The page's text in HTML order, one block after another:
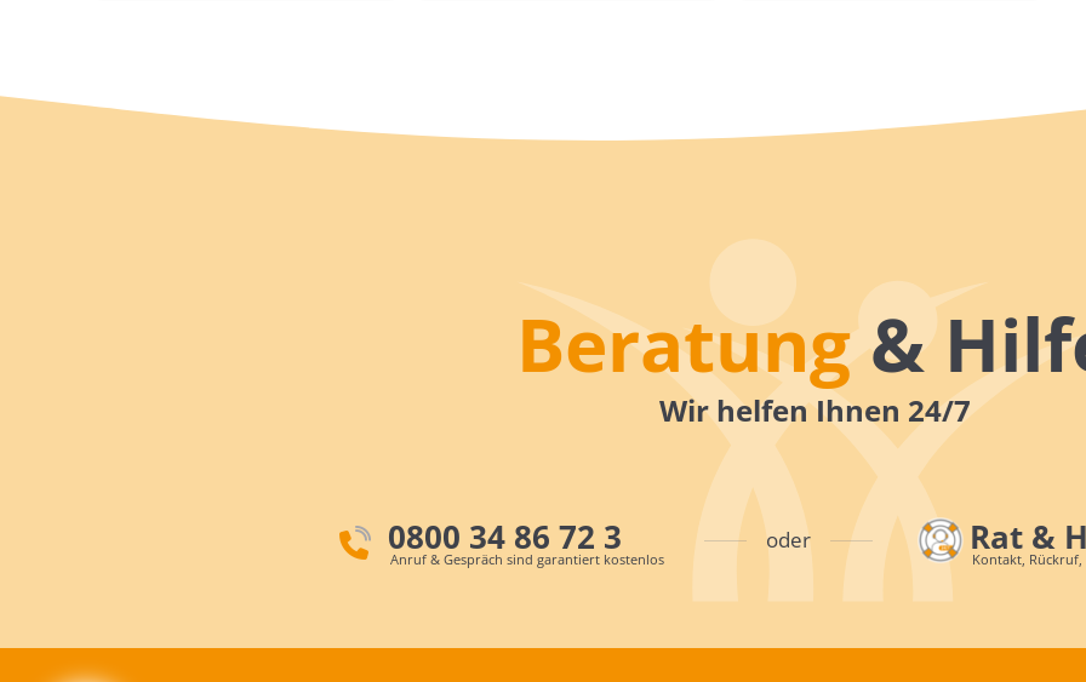
Beratung&
Wir helfen Ihnen 24/7
0800 34 86 72 3
Anruf & Gespräch sind garantiert kostenlos
oder Rat &
Kontakt, Rückruf,